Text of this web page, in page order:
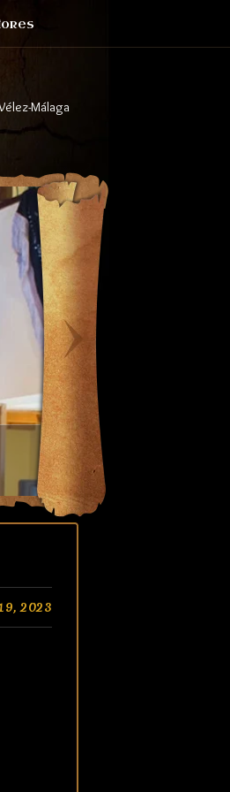
Málaga
2023